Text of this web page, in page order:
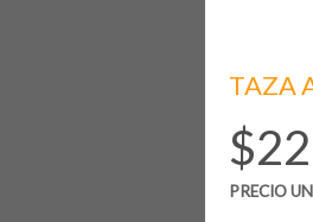
TAZA
PRECIO